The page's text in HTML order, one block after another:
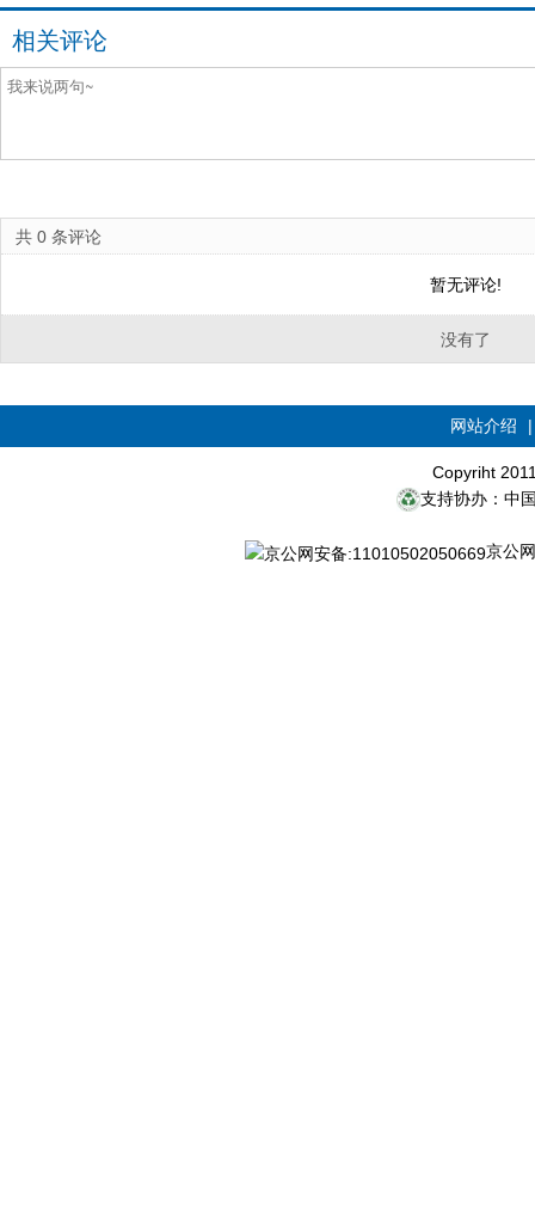
相关评论
共 0 条评论
暂无评论!
没有了
网站介绍
Copyriht
支持协办：中
京公